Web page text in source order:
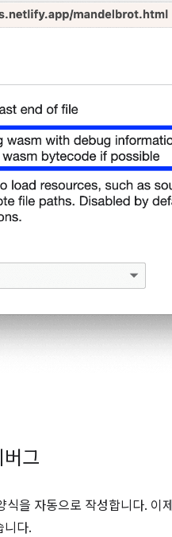
그
을 자동으로 작성합니다. 이제
니다.